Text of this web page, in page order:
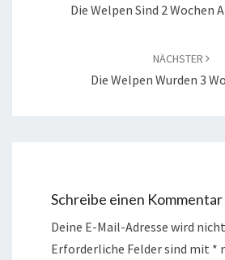
Die Welpen Sind 2 Wochen
NÄCHSTER
Die Welpen Wurden 3
Schreibe einen Kommentar
Deine E-Mail-Adresse wird
Erforderliche Felder sind mit *